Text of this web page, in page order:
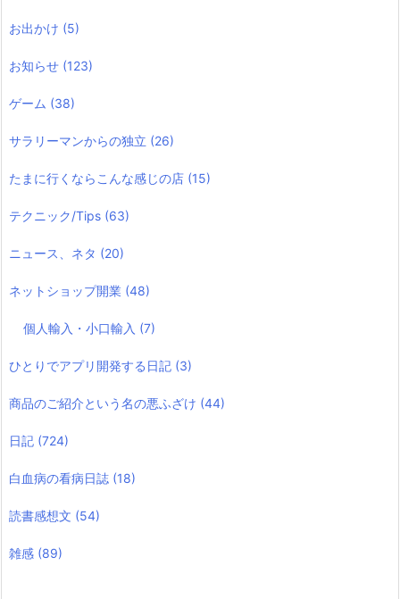
お出かけ (5)
お知らせ (123)
ゲーム (38)
サラリーマンからの独立 (26)
たまに行くならこんな感じの店 (15)
テクニック/Tips (63)
ニュース、ネタ (20)
ネットショップ開業 (48)
個人輸入・小口輸入 (7)
ひとりでアプリ開発する日記 (3)
商品のご紹介という名の悪ふざけ (44)
日記 (724)
白血病の看病日誌 (18)
読書感想文 (54)
雑感 (89)